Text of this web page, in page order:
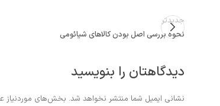
جدیدتر
نحوه بررسی اصل بودن کالاهای شیائومی
دیدگاهتان را بنویسید
نشانی ایمیل شما منتشر نخواهد شد. بخش‌های موردنیاز Alternative: